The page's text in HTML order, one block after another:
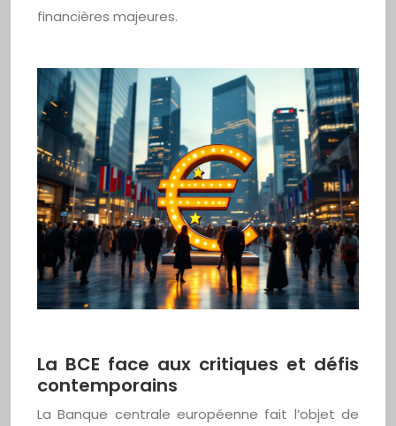
financières majeures.
La BCE face aux critiques et défis
contemporains
La Banque centrale européenne fait l’objet de